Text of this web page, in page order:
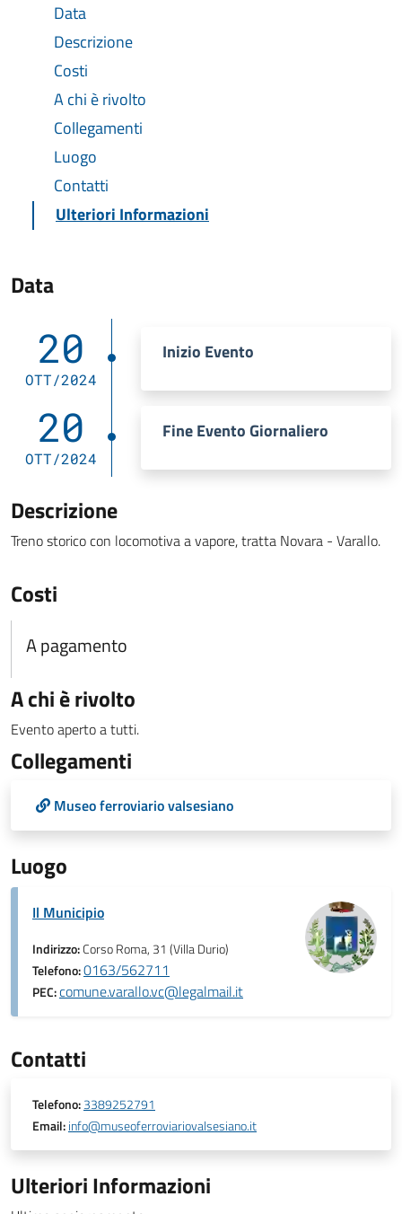
Data
Descrizione
Costi
A chi è rivolto
Collegamenti
Luogo
Contatti
Ulteriori Informazioni
Data
20
OTT/2024
Inizio Evento
20
OTT/2024
Fine Evento Giornaliero
Descrizione
Treno storico con locomotiva a vapore, tratta Novara - Varallo.
Costi
A pagamento
A chi è rivolto
Evento aperto a tutti.
Collegamenti
Museo ferroviario valsesiano
Luogo
Il Municipio
Indirizzo:Corso Roma, 31 (Villa Durio)
Telefono:0163/562711
PEC:comune.varallo.vc@legalmail.it
Contatti
Telefono:3389252791
Email:info@museoferroviariovalsesiano.it
Ulteriori Informazioni